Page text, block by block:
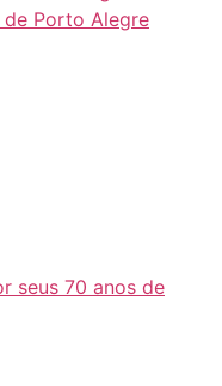
de Porto Alegre
seus 70 anos de